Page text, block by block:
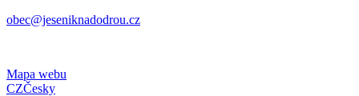
obec@jeseniknadodrou.cz
Mapa webu
CZČesky